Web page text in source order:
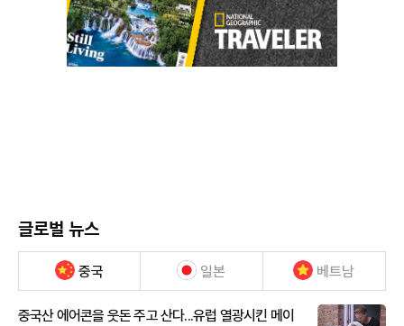
글로벌 뉴스
중국 일본 베트남
중국산 에어콘을 웃돈 주고 산다...유럽 열광시킨 메이